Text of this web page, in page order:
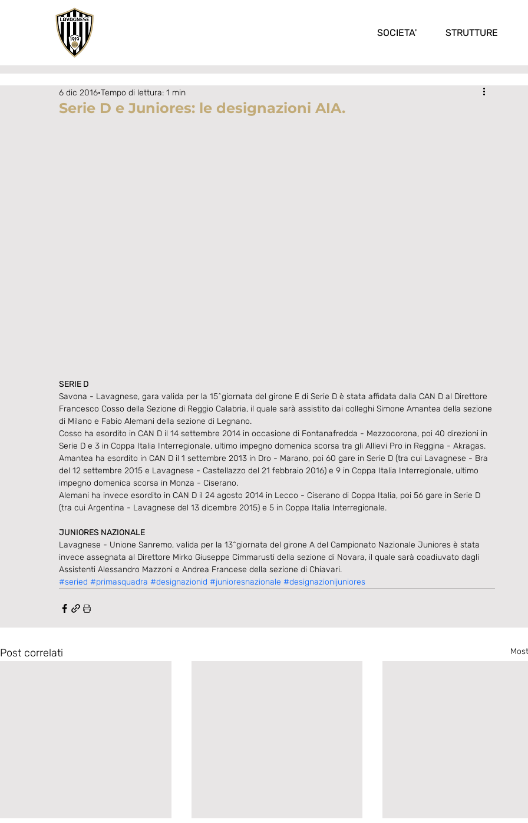
SOCIETA' STRUTTURE
Serie D e Juniores: le designazioni AIA.
6 dic 2016 Tempo di lettura: 1 min
SERIE D
Savona - Lavagnese, gara valida per la 15^giornata del girone E di Serie D è stata affidata dalla CAN D al Direttore
Francesco Cosso della Sezione di Reggio Calabria, il quale sarà assistito dai colleghi Simone Amantea della sezione
di Milano e Fabio Alemani della sezione di Legnano.
Cosso ha esordito in CAN D il 14 settembre 2014 in occasione di Fontanafredda - Mezzocorona, poi 40 direzioni in
Serie D e 3 in Coppa Italia Interregionale, ultimo impegno domenica scorsa tra gli Allievi Pro in Reggina - Akragas.
Amantea ha esordito in CAN D il 1 settembre 2013 in Dro - Marano, poi 60 gare in Serie D (tra cui Lavagnese - Bra
del 12 settembre 2015 e Lavagnese - Castellazzo del 21 febbraio 2016) e 9 in Coppa Italia Interregionale, ultimo
impegno domenica scorsa in Monza - Ciserano.
Alemani ha invece esordito in CAN D il 24 agosto 2014 in Lecco - Ciserano di Coppa Italia, poi 56 gare in Serie D
(tra cui Argentina - Lavagnese del 13 dicembre 2015) e 5 in Coppa Italia Interregionale.
JUNIORES NAZIONALE
Lavagnese - Unione Sanremo, valida per la 13^giornata del girone A del Campionato Nazionale Juniores è stata
invece assegnata al Direttore Mirko Giuseppe Cimmarusti della sezione di Novara, il quale sarà coadiuvato dagli
Assistenti Alessandro Mazzoni e Andrea Francese della sezione di Chiavari.
#seried #primasquadra #designazionid #junioresnazionale #designazionijuniores
Post correlati